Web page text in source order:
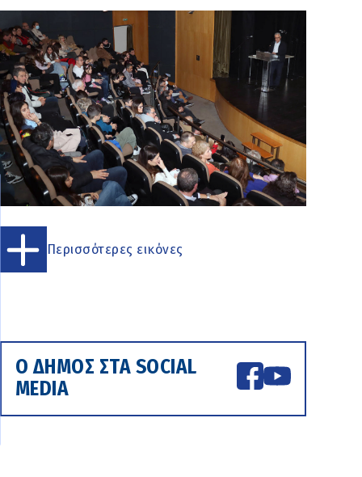
Περισσότερες εικόνες
Ο ΔΗΜΟΣ ΣΤΑ SOCIAL
MEDIA